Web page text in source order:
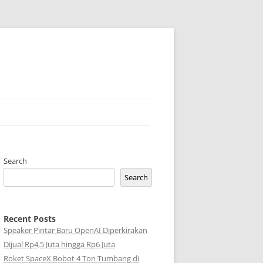
Search
Search
Recent Posts
Speaker Pintar Baru OpenAI Diperkirakan
Dijual Rp4,5 Juta hingga Rp6 Juta
Roket SpaceX Bobot 4 Ton Tumbang di